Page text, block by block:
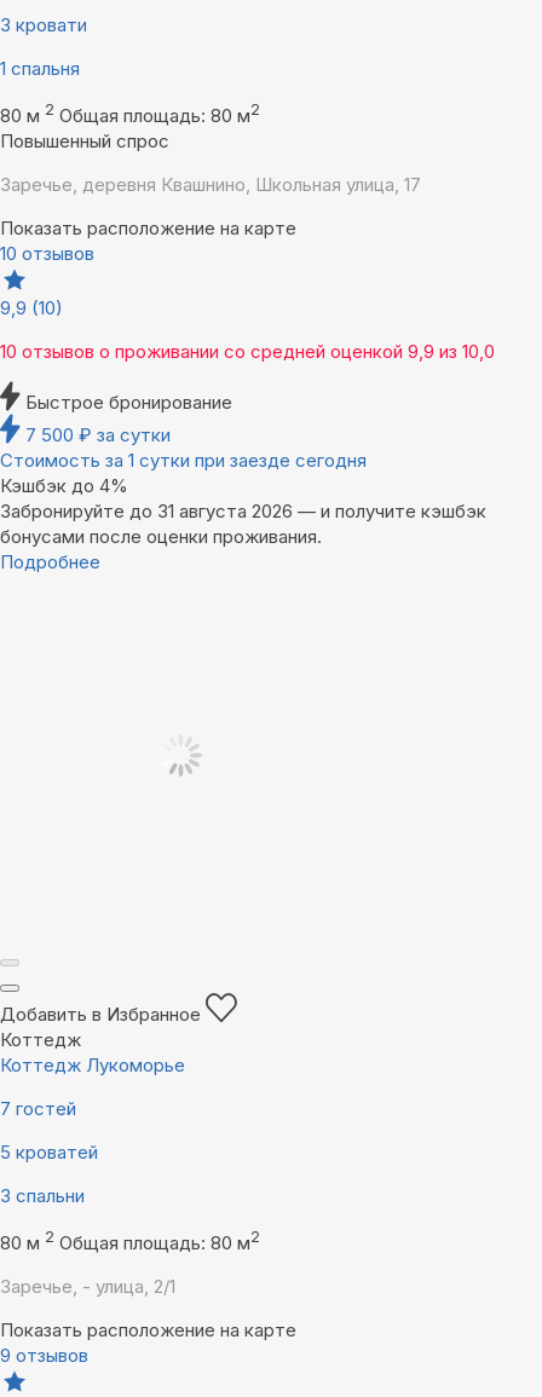
3 кровати
1 спальня
80 м 2 Общая площадь: 80 м2
Повышенный спрос
Заречье, деревня Квашнино, Школьная улица, 17
Показать расположение на карте
10 отзывов
9,9 (10)
10 отзывов о проживании со средней оценкой 9,9 из 10,0
Быстрое бронирование
7 500 ₽ за сутки
Стоимость за 1 сутки при заезде сегодня
Кэшбэк до 4%
Забронируйте до 31 августа 2026 — и получите кэшбэк
бонусами после оценки проживания.
Подробнее
Добавить в Избранное
Коттедж
Коттедж Лукоморье
7 гостей
5 кроватей
3 спальни
80 м 2 Общая площадь: 80 м2
Заречье, - улица, 2/1
Показать расположение на карте
9 отзывов